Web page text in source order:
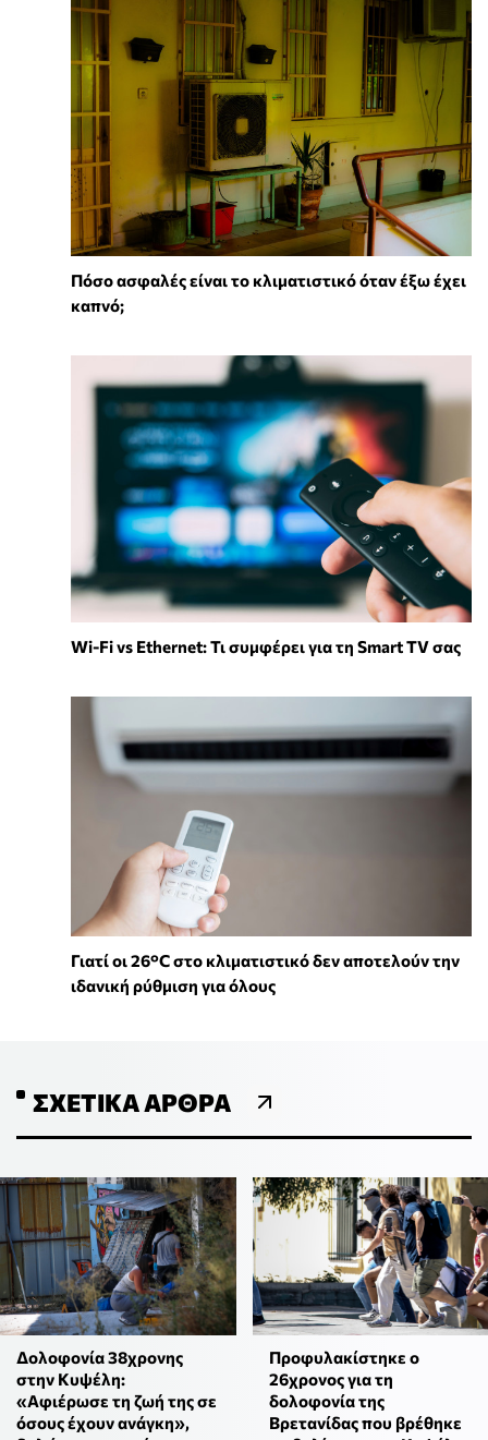
Πόσο ασφαλές είναι το κλιματιστικό όταν έξω έχει
καπνό;
Wi-Fi vs Ethernet: Τι συμφέρει για τη Smart TV σας
Γιατί οι 26°C στο κλιματιστικό δεν αποτελούν την
ιδανική ρύθμιση για όλους
ΣΧΕΤΙΚΆ ΆΡΘΡΑ
Δολοφονία 38χρονης
στην Κυψέλη:
«Αφιέρωσε τη ζωή της σε
όσους έχουν ανάγκη»,
Προφυλακίστηκε ο
26χρονος για τη
δολοφονία της
Βρετανίδας που βρέθηκε